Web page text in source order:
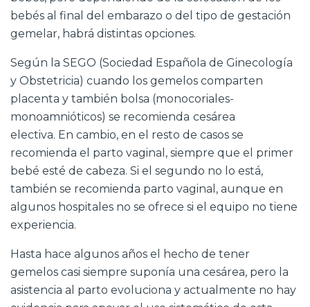
bebés al final del embarazo o del tipo de gestación
gemelar, habrá distintas opciones.
Según la SEGO (Sociedad Española de Ginecología
y Obstetricia) cuando los gemelos comparten
placenta y también bolsa (monocoriales-
monoamnióticos) se recomienda cesárea
electiva. En cambio, en el resto de casos se
recomienda el parto vaginal, siempre que el primer
bebé esté de cabeza. Si el segundo no lo está,
también se recomienda parto vaginal, aunque en
algunos hospitales no se ofrece si el equipo no tiene
experiencia.
Hasta hace algunos años el hecho de tener
gemelos casi siempre suponía una cesárea, pero la
asistencia al parto evoluciona y actualmente no hay